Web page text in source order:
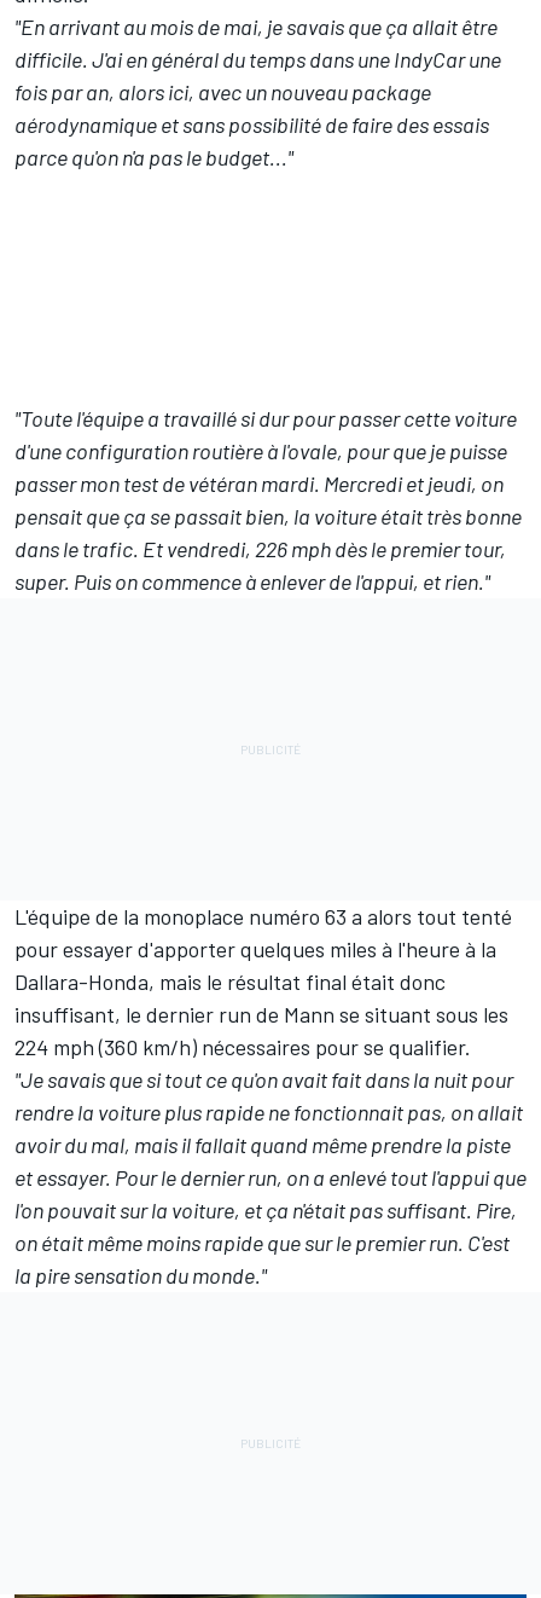
"En arrivant au mois de mai, je savais que ça allait être
difficile. J'ai en général du temps dans une IndyCar une
fois par an, alors ici, avec un nouveau package
aérodynamique et sans possibilité de faire des essais
parce qu'on n'a pas le budget..."
"Toute l'équipe a travaillé si dur pour passer cette voiture
d'une configuration routière à l'ovale, pour que je puisse
passer mon test de vétéran mardi. Mercredi et jeudi, on
pensait que ça se passait bien, la voiture était très bonne
dans le trafic. Et vendredi, 226 mph dès le premier tour,
super. Puis on commence à enlever de l'appui, et rien."
L'équipe de la monoplace numéro 63 a alors tout tenté
pour essayer d'apporter quelques miles à l'heure à la
Dallara-Honda, mais le résultat final était donc
insuffisant, le dernier run de Mann se situant sous les
224 mph (360 km/h) nécessaires pour se qualifier.
"Je savais que si tout ce qu'on avait fait dans la nuit pour
rendre la voiture plus rapide ne fonctionnait pas, on allait
avoir du mal, mais il fallait quand même prendre la piste
et essayer. Pour le dernier run, on a enlevé tout l'appui que
l'on pouvait sur la voiture, et ça n'était pas suffisant. Pire,
on était même moins rapide que sur le premier run. C'est
la pire sensation du monde."